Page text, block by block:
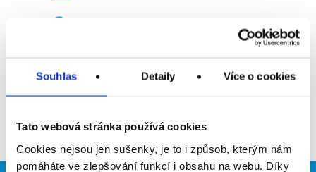
Souhlas Detaily Více o cookies
Tato webová stránka používá cookies
Cookies nejsou jen sušenky, je to i způsob, kterým nám
pomáháte ve zlepšování funkcí i obsahu na webu. Díky